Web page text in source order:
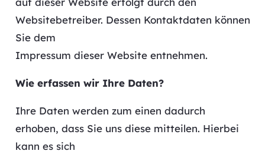
Websitebetreiber. Dessen Kontaktdaten können
Sie dem
Impressum dieser Website entnehmen.
Wie erfassen wir Ihre Daten?
Ihre Daten werden zum einen dadurch
erhoben, dass Sie uns diese mitteilen. Hierbei
kann es sich